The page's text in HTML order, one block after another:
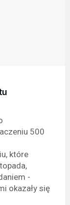
500
które
-
okazały się